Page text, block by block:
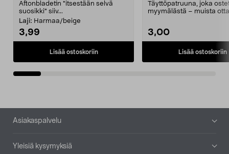
Aftonbladetin "itsestään selvä
suosikki" siiv...
Laji: Harmaa/beige
3,99
Lisää ostoskoriin
Täyttöpatruuna, joka
myymälästä – muista
3,00
Lisää ostoskoriin
Alatunniste
Asiakaspalvelu
Yleisiä kysymyksiä